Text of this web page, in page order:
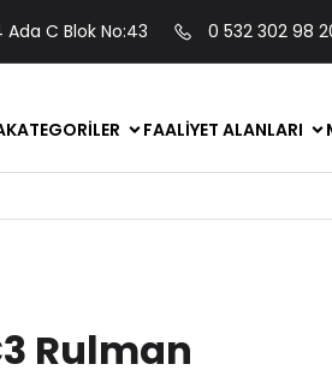
C Blok No:43 0 532 302 98
KATEGORILER FAALIYET ALANLARI
Rulman